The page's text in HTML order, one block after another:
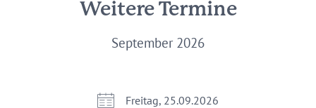
Weitere Termine
September 2026
Freitag, 25.09.2026